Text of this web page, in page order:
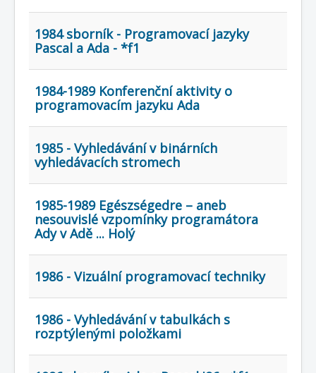
1984 sborník - Programovací jazyky
Pascal a Ada - *f1
1984-1989 Konferenční aktivity o
programovacím jazyku Ada
1985 - Vyhledávání v binárních
vyhledávacích stromech
1985-1989 Egészségedre – aneb
nesouvislé vzpomínky programátora
Ady v Adě ... Holý
1986 - Vizuální programovací techniky
1986 - Vyhledávání v tabulkách s
rozptýlenými položkami